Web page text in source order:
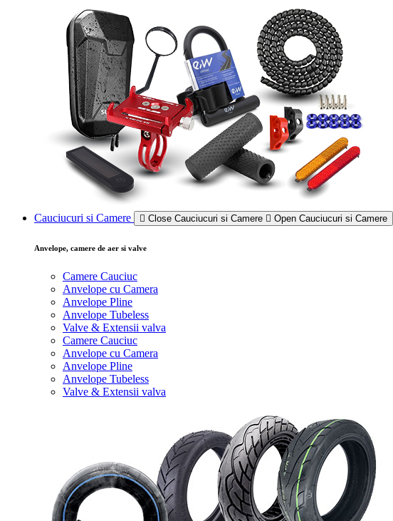
Cauciucuri si Camere Close Cauciucuri si Camere Open Cauciucuri si Camere
Anvelope, camere de aer si valve
Camere Cauciuc
Anvelope cu Camera
Anvelope Pline
Anvelope Tubeless
Valve & Extensii valva
Camere Cauciuc
Anvelope cu Camera
Anvelope Pline
Anvelope Tubeless
Valve & Extensii valva